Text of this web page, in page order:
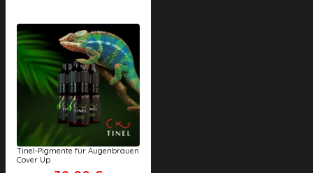
Tinel-Pigmente für Augenbrauen
Cover Up